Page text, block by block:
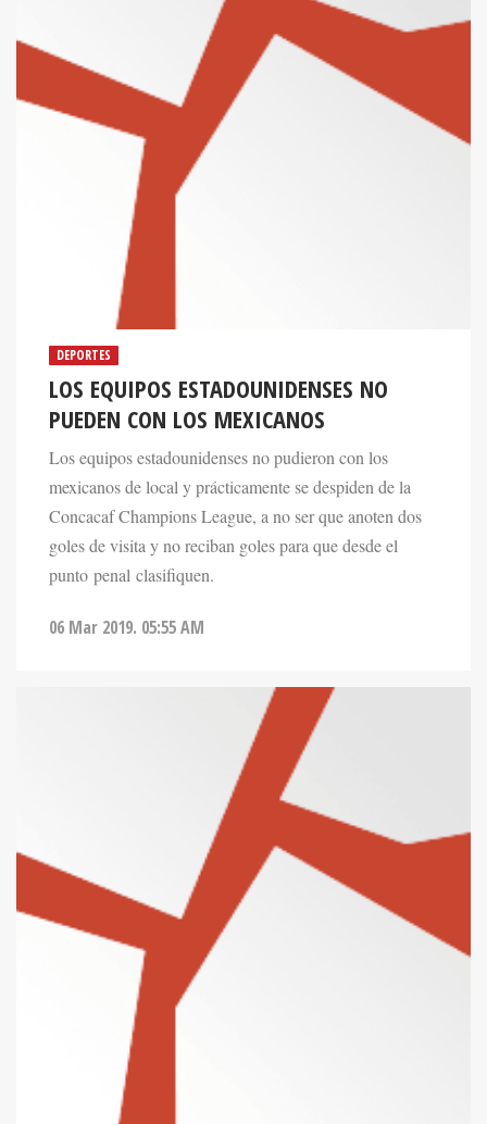
DEPORTES
LOS EQUIPOS ESTADOUNIDENSES NO
PUEDEN CON LOS MEXICANOS
Los equipos estadounidenses no pudieron con los
mexicanos de local y prácticamente se despiden de la
Concacaf Champions League, a no ser que anoten dos
goles de visita y no reciban goles para que desde el
punto penal clasifiquen.
06 Mar 2019. 05:55 AM